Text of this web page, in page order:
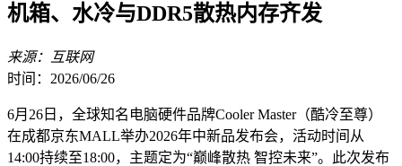
机箱、水冷与DDR5散热内存齐发
来源：互联网
时间：2026/06/26
6月26日，全球知名电脑硬件品牌Cooler Master（酷冷至尊）
在成都京东MALL举办2026年中新品发布会，活动时间从
14:00持续至18:00，主题定为“巅峰散热 智控未来”。此次发布